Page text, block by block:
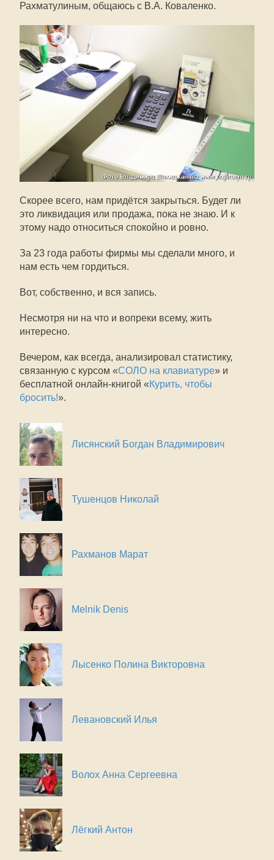
Рахматулиным, общаюсь с В.А. Коваленко.
Скорее всего, нам придётся закрыться. Будет ли
это ликвидация или продажа, пока не знаю. И к
этому надо относиться спокойно и ровно.
За 23 года работы фирмы мы сделали много, и
нам есть чем гордиться.
Вот, собственно, и вся запись.
Несмотря ни на что и вопреки всему, жить
интересно.
Вечером, как всегда, анализировал статистику,
связанную с курсом «СОЛО на клавиатуре» и
бесплатной онлайн-книгой «Курить, чтобы
бросить!».
Лисянский Богдан Владимирович
Тушенцов Николай
Рахманов Марат
Melnik Denis
Лысенко Полина Викторовна
Левановский Илья
Волох Анна Сергеевна
Лёгкий Антон